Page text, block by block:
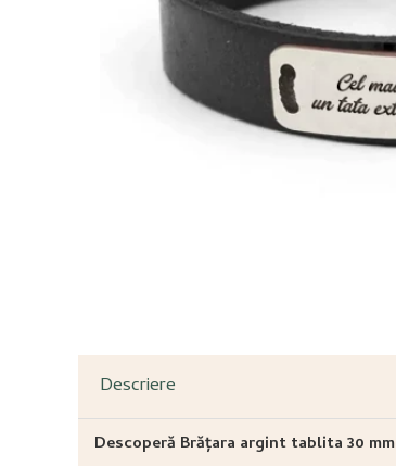
Descriere
Descoperă Brățara argint tablita 30